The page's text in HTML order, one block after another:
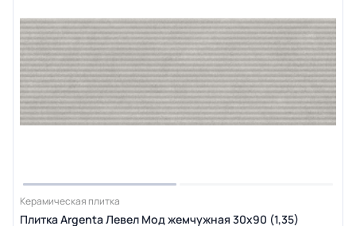
Керамическая плитка
Плитка Argenta Левел Мод жемчужная 30х90 (1,35)